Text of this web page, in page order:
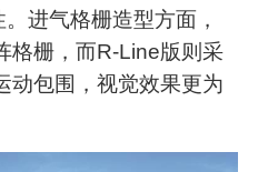
进气格栅造型方面，
格栅，而R-Line版则采
动包围，视觉效果更为